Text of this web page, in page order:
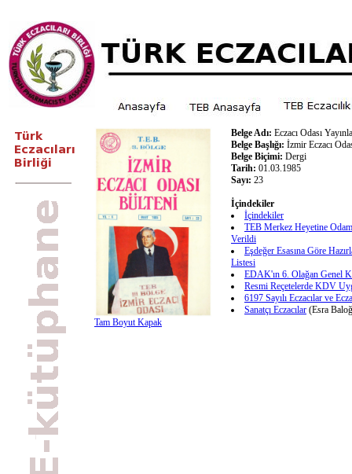
Tam Boyut Kapak
Belge Adı: Eczacı Odası
Belge Başlığı: İzmir Eczacı
Belge Biçimi: Dergi
Tarih: 01.03.1985
Sayı: 23
İçindekiler
İçindekiler
TEB Merkez Heyetine
Verildi
Eşdeğer Esasına Göre
Listesi
EDAK'ın 6. Olağan Genel
Resmi Reçetelerde KDV
6197 Sayılı Eczacılar ve
Sanatçı Eczacılar (Esra